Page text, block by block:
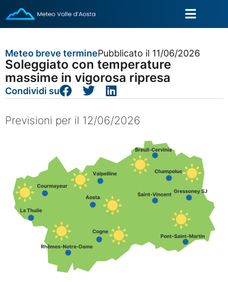
Meteo breve terminePubblicato il 11/06/2026
Soleggiato con temperature
massime in vigorosa ripresa
Condividi su
Previsioni per il 12/06/2026